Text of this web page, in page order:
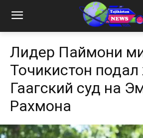
Лидер Паймони
Точикистон
Гаагский суд на
Рахмона